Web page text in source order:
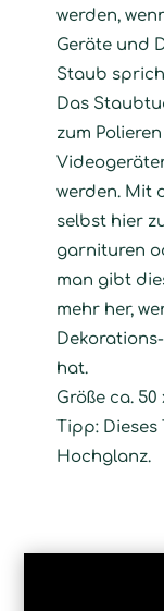
werden,
Geräte und
Staub
Das
zum
werden. Mit
selbst hier
garnituren
man gibt
mehr her,
hat.
Größe ca. 50
Tipp:
Hochglanz.